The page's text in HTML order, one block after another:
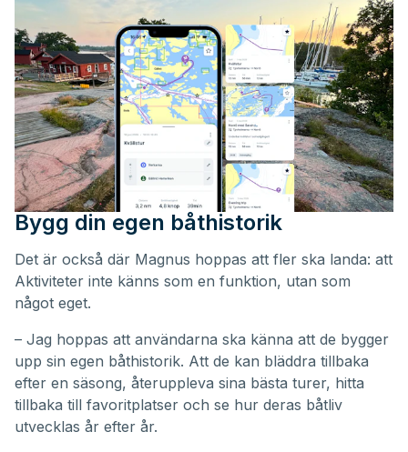
Bygg din egen båthistorik
Det är också där Magnus hoppas att fler ska landa: att
Aktiviteter inte känns som en funktion, utan som
något eget.
– Jag hoppas att användarna ska känna att de bygger
upp sin egen båthistorik. Att de kan bläddra tillbaka
efter en säsong, återuppleva sina bästa turer, hitta
tillbaka till favoritplatser och se hur deras båtliv
utvecklas år efter år.